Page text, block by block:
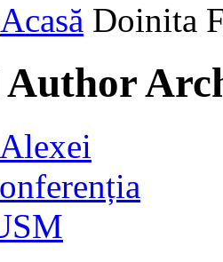
Acasă Doinita
Author